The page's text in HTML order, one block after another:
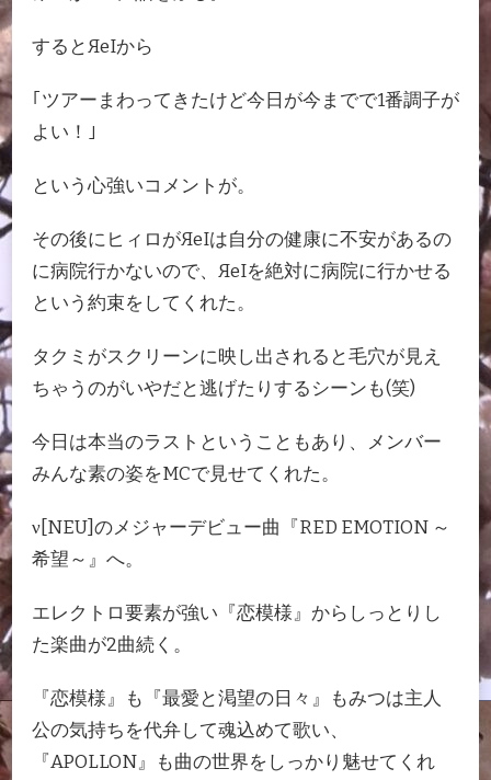
するとЯeIから
｢ツアーまわってきたけど今日が今までで1番調子が
よい！｣
という心強いコメントが。
その後にヒィロがЯeIは自分の健康に不安があるの
に病院行かないので、ЯeIを絶対に病院に行かせる
という約束をしてくれた。
タクミがスクリーンに映し出されると毛穴が見え
ちゃうのがいやだと逃げたりするシーンも(笑)
今日は本当のラストということもあり、メンバー
みんな素の姿をMCで見せてくれた。
ν[NEU]のメジャーデビュー曲『RED EMOTION ～
希望～』へ。
エレクトロ要素が強い『恋模様』からしっとりし
た楽曲が2曲続く。
『恋模様』も『最愛と渇望の日々』もみつは主人
公の気持ちを代弁して魂込めて歌い、
『APOLLON』も曲の世界をしっかり魅せてくれ